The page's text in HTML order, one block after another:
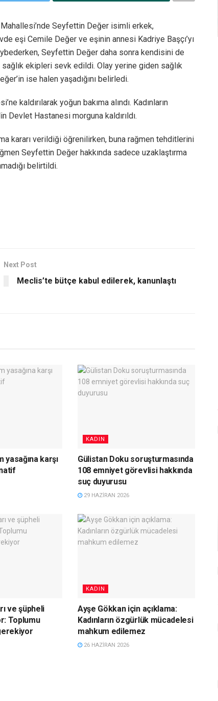
Seyfettin Değer isimli erkek,
eşi Cemile Değer ve eşinin annesi Kadriye Başçı’yı
Seyfettin Değer daha sonra kendisini de
ekipleri sevk edildi. Olay yerine giden sağlık
ise halen yaşadığını belirledi.
kaldırılarak yoğun bakıma alındı. Kadınların
Devlet Hastanesi morguna kaldırıldı.
kararı verildiği öğrenilirken, buna rağmen tehditlerini
Seyfettin Değer hakkında sadece uzaklaştırma
belirtildi.
Next Post
Meclis’te bütçe kabul edilerek, kanunlaştı
yasağına karşı
KADIN
Gülistan Doku soruşturmasında
108 emniyet görevlisi hakkında
suç duyurusu
29 HAZIRAN 2026
ve şüpheli
Toplumu
KADIN
Ayşe Gökkan için açıklama:
Kadınların özgürlük mücadelesi
mahkum edilemez
26 HAZIRAN 2026